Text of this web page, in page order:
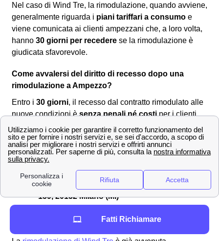
Nel caso di Wind Tre, la rimodulazione, quando avviene,
generalmente riguarda i piani tariffari a consumo e
viene comunicata ai clienti ampezzani che, a loro volta,
hanno 30 giorni per recedere se la rimodulazione è
giudicata sfavorevole.
Come avvalersi del diritto di recesso dopo una
rimodulazione a Ampezzo?
Entro i 30 giorni, il recesso dal contratto rimodulato alle
nuove condizioni èsenza penali né costiper i clienti
ampezzani. Per comunicare la volontà di recesso si
dovrà utilizzare uno dei seguenti canali:
Servizio clienti Wind-Tre: contattabile al159
PEC all'indirizzo:
Raccomandata A/R a:Wind Tre S.p.A. CD
Milano recapito Baggio, Casella Postale
159, 20152 Milano (MI)
Assistenza digitale WilliFatti Richiamare